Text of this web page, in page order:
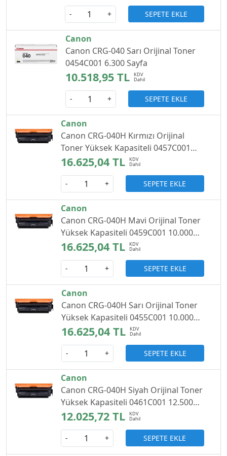
- + SEPETE EKLE
Canon
Canon CRG-040 Sarı Orijinal Toner
0454C001 6.300 Sayfa
10.518,95 TL
- + SEPETE EKLE
Canon
Canon CRG-040H Kırmızı Orijinal
Toner Yüksek Kapasiteli 0457C001
10.000 Sayfa
16.625,04 TL
- + SEPETE EKLE
Canon
Canon CRG-040H Mavi Orijinal Toner
Yüksek Kapasiteli 0459C001 10.000
Sayfa
16.625,04 TL
- + SEPETE EKLE
Canon
Canon CRG-040H Sarı Orijinal Toner
Yüksek Kapasiteli 0455C001 10.000
Sayfa
16.625,04 TL
- + SEPETE EKLE
Canon
Canon CRG-040H Siyah Orijinal Toner
Yüksek Kapasiteli 0461C001 12.500
Sayfa
12.025,72 TL
- + SEPETE EKLE